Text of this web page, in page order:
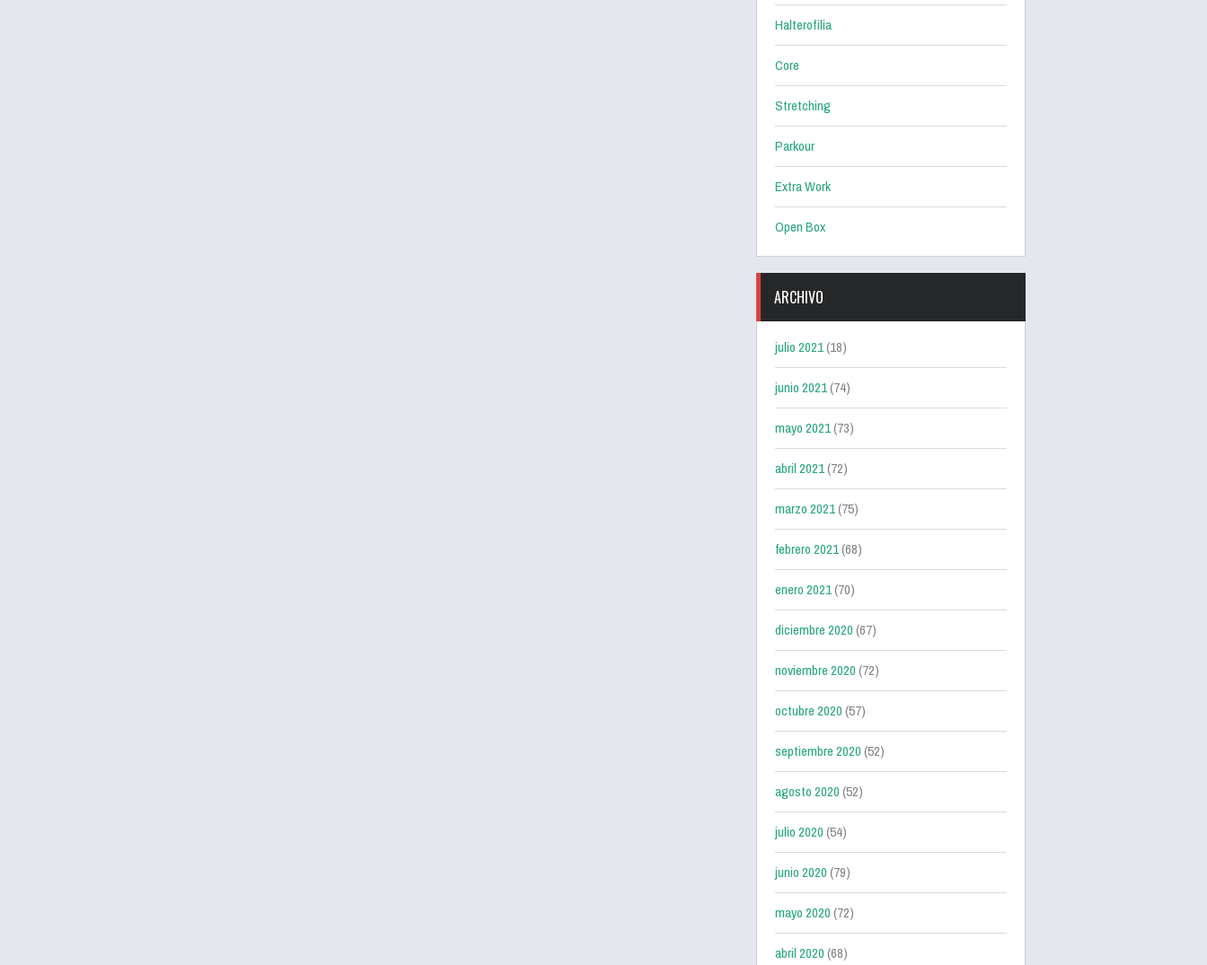
Halterofilia
Core
Stretching
Parkour
Extra Work
Open Box
ARCHIVO
julio 2021(18)
junio 2021(74)
mayo 2021(73)
abril 2021(72)
marzo 2021(75)
febrero 2021(68)
enero 2021(70)
diciembre 2020(67)
noviembre 2020(72)
octubre 2020(57)
septiembre 2020(52)
agosto 2020(52)
julio 2020(54)
junio 2020(79)
mayo 2020(72)
abril 2020(68)